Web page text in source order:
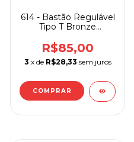
614 - Bastão Regulável
Tipo T Bronze
R$85,00
3 x de R$28,33 sem juros
COMPRAR